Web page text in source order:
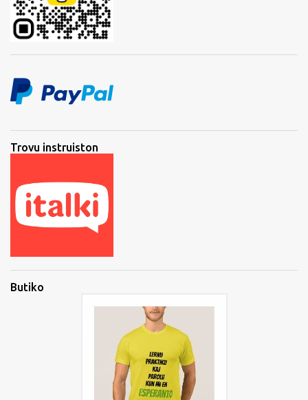
Trovu instruiston
Butiko